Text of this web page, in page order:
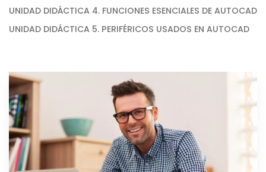
UNIDAD DIDÁCTICA 4. FUNCIONES ESENCIALES DE AUTOCAD
UNIDAD DIDÁCTICA 5. PERIFÉRICOS USADOS EN AUTOCAD